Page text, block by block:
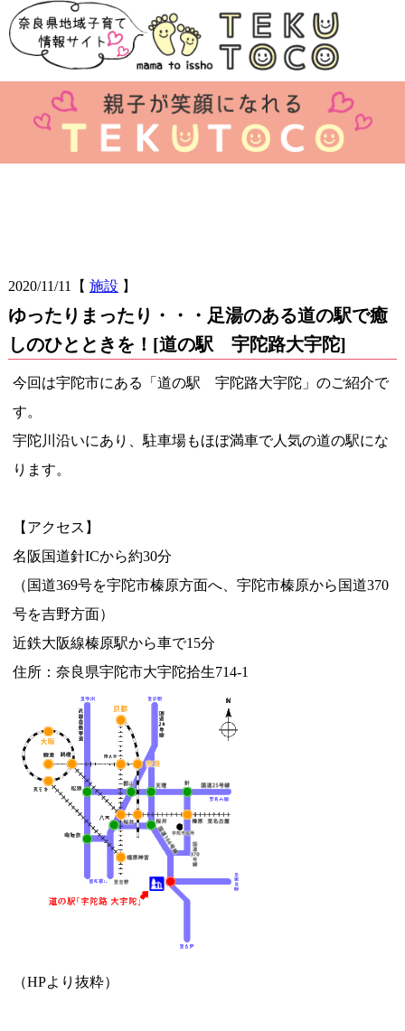
2020/11/11 【 施設 】
ゆったりまったり・・・足湯のある道の駅で癒
しのひとときを！[道の駅 宇陀路大宇陀]
今回は宇陀市にある「道の駅 宇陀路大宇陀」のご紹介で
す。
宇陀川沿いにあり、駐車場もほぼ満車で人気の道の駅にな
ります。
【アクセス】
名阪国道針ICから約30分
（国道369号を宇陀市榛原方面へ、宇陀市榛原から国道370
号を吉野方面）
近鉄大阪線榛原駅から車で15分
住所：奈良県宇陀市大宇陀拾生714-1
（HPより抜粋）